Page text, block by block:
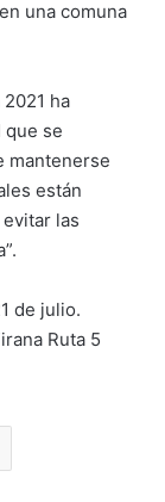
una comuna
ha
que se
mantenerse
están
las
de julio.
Ruta 5